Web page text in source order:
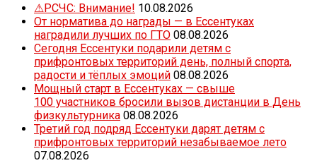
⚠РСЧС: Внимание! 10.08.2026
От норматива до награды — в Ессентуках
наградили лучших по ГТО 08.08.2026
Сегодня Ессентуки подарили детям с
прифронтовых территорий день, полный спорта,
радости и тёплых эмоций 08.08.2026
Мощный старт в Ессентуках — свыше
100 участников бросили вызов дистанции в День
физкультурника 08.08.2026
Третий год подряд Ессентуки дарят детям с
прифронтовых территорий незабываемое лето
07.08.2026